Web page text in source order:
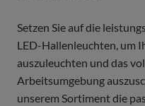
Setzen Sie auf die
LED-Hallenleuchten, um
auszuleuchten und das
Arbeitsumgebung
unserem Sortiment die